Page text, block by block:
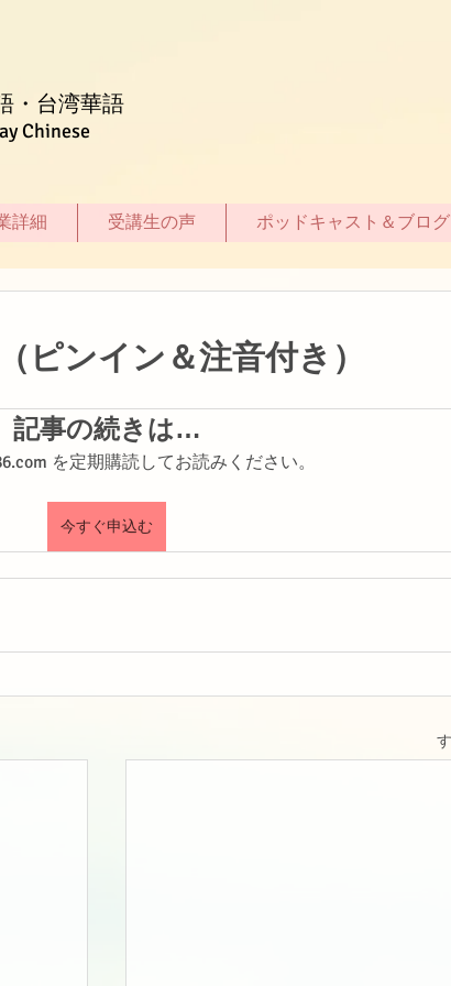
・台湾華語
Chinese
詳細 受講生の声 ポッドキャスト＆ブログ
ピンイン＆注音付き）
記事の続きは…
を定期購読してお読みください。
今すぐ申込む